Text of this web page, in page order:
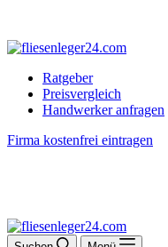
Ratgeber
Preisvergleich
Handwerker anfragen
Firma kostenfrei eintragen